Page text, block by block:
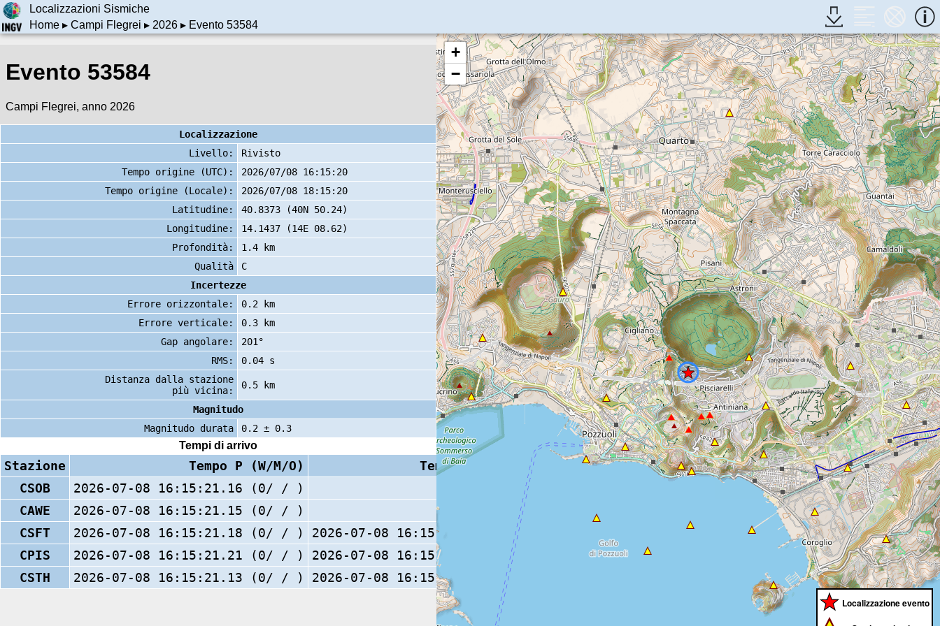
Localizzazioni Sismiche
Home▸ Campi Flegrei ▸ 2026▸ Evento 53584
Evento 53584
Campi Flegrei, anno 2026
Localizzazione
Livello:
Rivisto
Tempo origine (UTC):
2026/07/08 16:15:20
Tempo origine (Locale):
2026/07/08 18:15:20
Latitudine:
40.8373 (40N 50.24)
Longitudine:
14.1437 (14E 08.62)
Profondità:
1.4 km
Qualità
C
Incertezze
Errore orizzontale:
0.2 km
Errore verticale:
0.3 km
Gap angolare:
201°
RMS:
0.04 s
Distanza dalla stazione
più vicina:
0.5 km
Magnitudo
Magnitudo durata
0.2 ± 0.3
Tempi di arrivo
Stazione Tempo P (W/M/O) Tempo S (W/M/O)
CSOB
2026-07-08 16:15:21.16 (0/ / )
CAWE
2026-07-08 16:15:21.15 (0/ / )
CSFT
2026-07-08 16:15:21.18 (0/ / )
2026-07-08 16:15:21.8 (0/ / )
CPIS
2026-07-08 16:15:21.21 (0/ / )
2026-07-08 16:15:21.8 (0/ / )
CSTH
2026-07-08 16:15:21.13 (0/ / ) 2026-07-08 16:15:21.8 (0/ / )
+
−
Localizzazione evento